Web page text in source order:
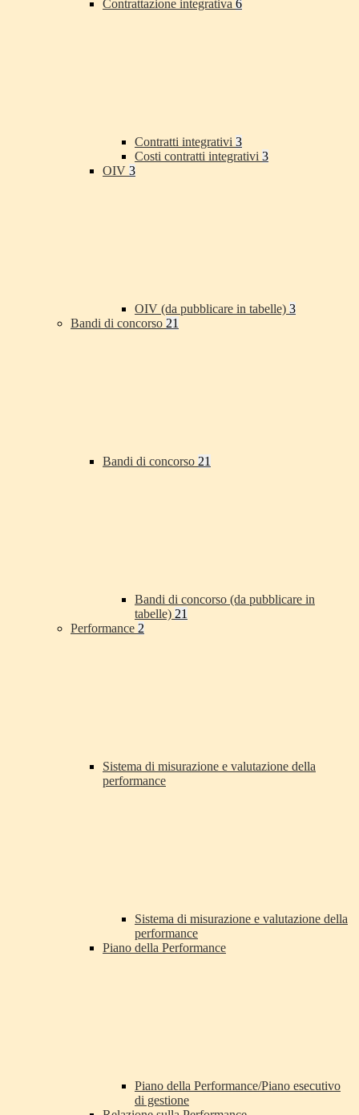
Contrattazione integrativa 6
Contratti integrativi 3
Costi contratti integrativi 3
OIV 3
OIV (da pubblicare in tabelle) 3
Bandi di concorso 21
Bandi di concorso 21
Bandi di concorso (da pubblicare in
tabelle) 21
Performance 2
Sistema di misurazione e valutazione della
performance
Sistema di misurazione e valutazione della
performance
Piano della Performance
Piano della Performance/Piano esecutivo
di gestione